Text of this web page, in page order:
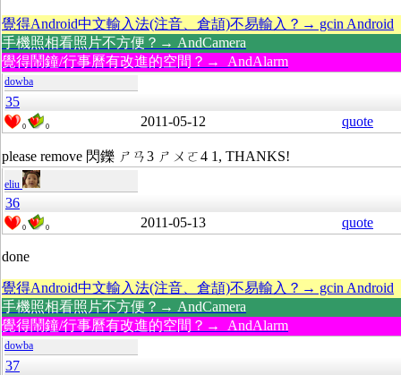
覺得Android中文輸入法(注音、倉頡)不易輸入？→ gcin Android
手機照相看照片不方便？→ AndCamera
覺得鬧鐘/行事曆有改進的空間？→ AndAlarm
dowba
35
0 0 2011-05-12 quote
please remove 閃鑠 ㄕㄢ3 ㄕㄨㄛ4 1, THANKS!
eliu
36
0 0 2011-05-13 quote
done
覺得Android中文輸入法(注音、倉頡)不易輸入？→ gcin Android
手機照相看照片不方便？→ AndCamera
覺得鬧鐘/行事曆有改進的空間？→ AndAlarm
dowba
37